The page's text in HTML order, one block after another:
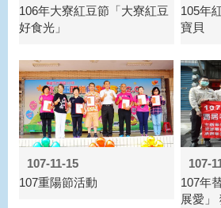
106年大寮紅豆節「大寮紅豆
好食光」
105年
寶貝
107-11-15
107重陽節活動
107-
107年
展愛」